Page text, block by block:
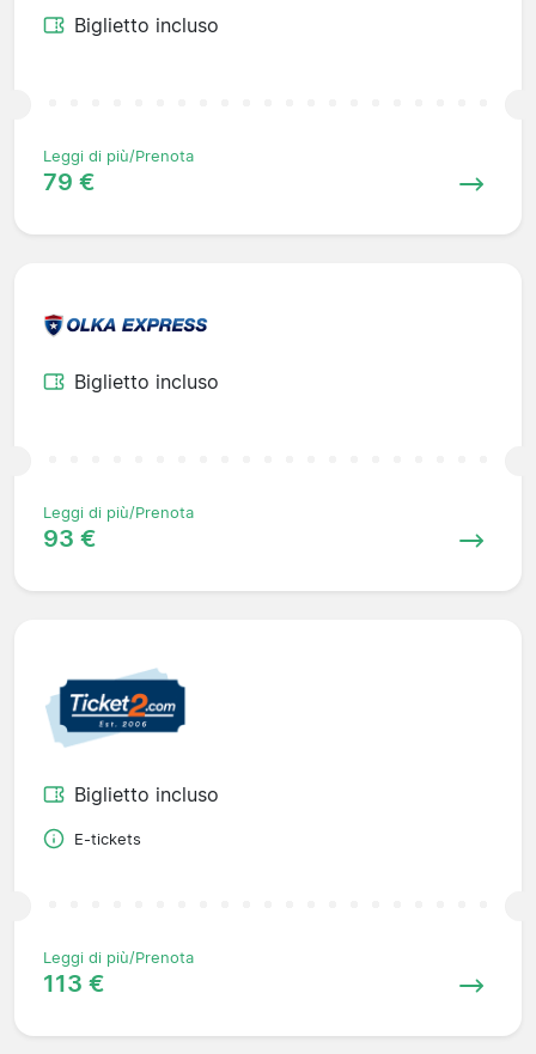
Biglietto incluso
Leggi di più/Prenota
79 €
Biglietto incluso
Leggi di più/Prenota
93 €
Biglietto incluso
E-tickets
Leggi di più/Prenota
113 €